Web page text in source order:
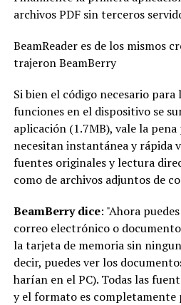
archivos PDF sin terceros
BeamReader es de los mismos
trajeron BeamBerry
Si bien el código necesario para
funciones en el dispositivo se
aplicación (1.7MB), vale la pena
necesitan instantánea y rápida
fuentes originales y lectura
como de archivos adjuntos de
BeamBerry dice: "Ahora
correo electrónico o
la tarjeta de memoria sin
decir, puedes ver los
harían en el PC). Todas las
y el formato es completamente